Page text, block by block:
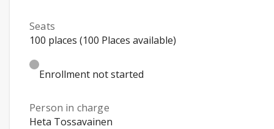
Seats
100 places (100 Places available)
Enrollment not started
Person in charge
Heta Tossavainen